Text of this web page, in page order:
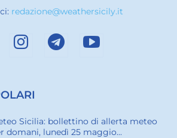
redazione@weathersicily.it
Sicilia: bollettino di allerta meteo
domani, lunedì 25 maggio...